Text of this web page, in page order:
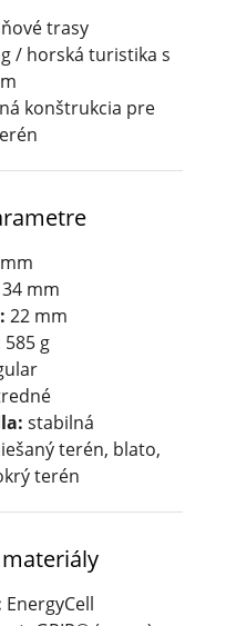
trasy
/ horská turistika s
konštrukcia pre
34 mm
22 mm
585 g
stabilná
terén, blato,
terén
EnergyCell